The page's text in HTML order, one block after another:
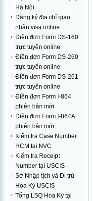
Hà Nội
Đăng ký địa chỉ giao
nhận visa online
Điền đơn Form DS-160
trực tuyến online
Điền đơn Form DS-260
trực tuyến online
Điền đơn Form DS-261
trực tuyến online
Điền đơn Form I-864
phiên bản mới
Điền đơn Form I-864A
phiên bản mới
Kiểm tra Case Number
HCM tại NVC
Kiểm tra Receipt
Number tại USCIS
Sở Nhập tịch và Di trú
Hoa Kỳ USCIS
Tổng LSQ Hoa Kỳ tại